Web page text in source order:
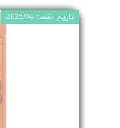
تاریخ انقضا: 2025/04